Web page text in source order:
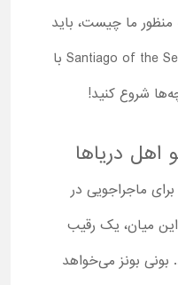
منظور ما چیست، باید
هر چه سریع‌تر تماشا کارتون Santiago of the Seas با
شروع کنید!
اهل دریاها
ماجراجویی در
این میان، یک رقیب
بونی بونز می‌خواهد